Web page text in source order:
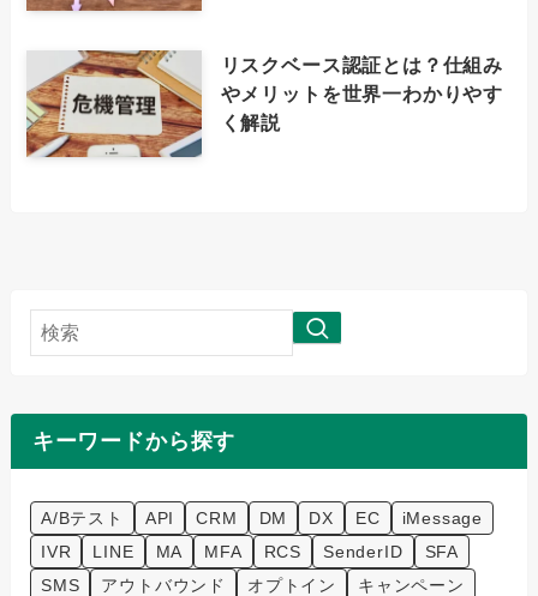
リスクベース認証とは？仕組み
やメリットを世界一わかりやす
く解説
検
索
キーワードから探す
A/Bテスト API CRM DM DX EC
iMessage
IVR
LINE MA MFA RCS SenderID
SFA
SMS
アウトバウンド オプトイン
キャンペーン